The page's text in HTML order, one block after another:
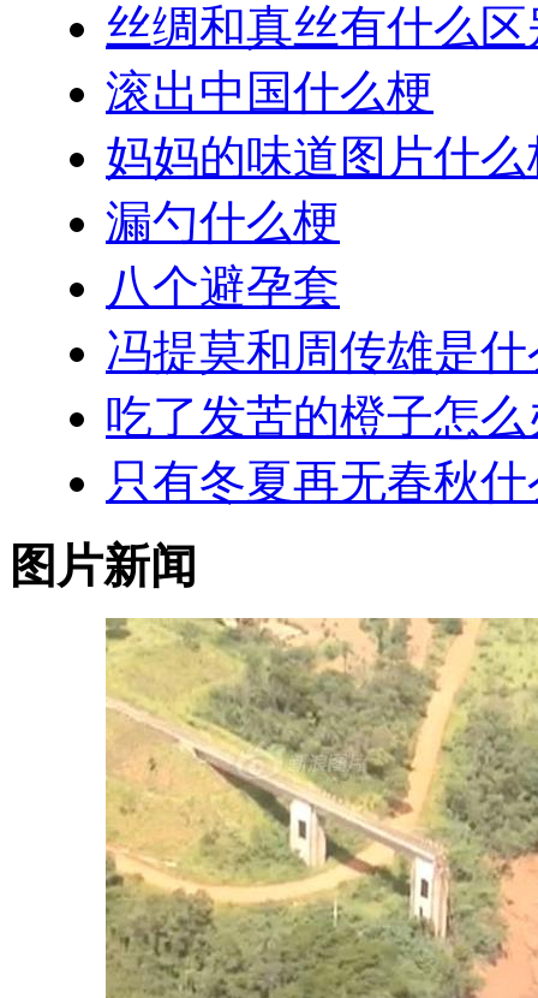
丝绸和真丝有什么区
滚出中国什么梗
妈妈的味道图片什么
漏勺什么梗
八个避孕套
冯提莫和周传雄是
吃了发苦的橙子怎么
只有冬夏再无春秋
图片新闻